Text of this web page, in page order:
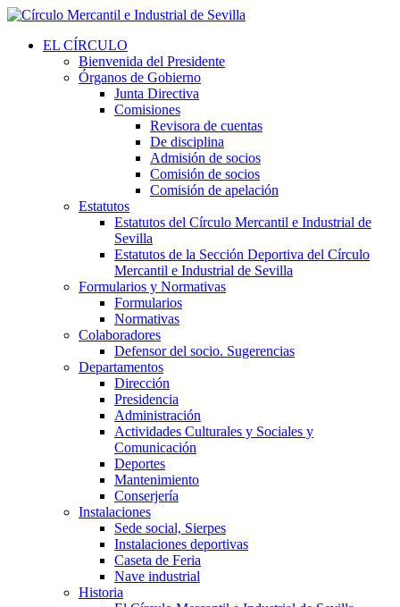
EL CÍRCULO
Bienvenida del Presidente
Órganos de Gobierno
Junta Directiva
Comisiones
Revisora de cuentas
De disciplina
Admisión de socios
Comisión de socios
Comisión de apelación
Estatutos
Estatutos del Círculo Mercantil e Industrial de
Sevilla
Estatutos de la Sección Deportiva del Círculo
Mercantil e Industrial de Sevilla
Formularios y Normativas
Formularios
Normativas
Colaboradores
Defensor del socio. Sugerencias
Departamentos
Dirección
Presidencia
Administración
Actividades Culturales y Sociales y
Comunicación
Deportes
Mantenimiento
Conserjería
Instalaciones
Sede social, Sierpes
Instalaciones deportivas
Caseta de Feria
Nave industrial
Historia